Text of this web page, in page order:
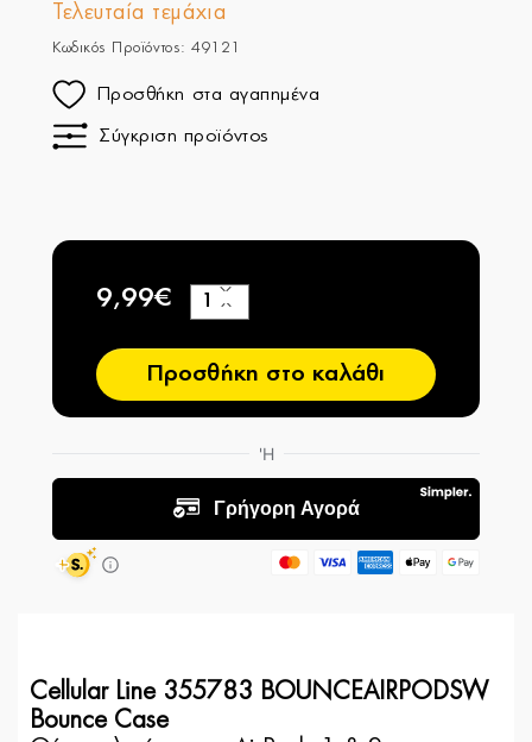
Τελευταία τεμάχια
Κωδικός Προϊόντος: 49121
Προσθήκη στα αγαπημένα
Σύγκριση προϊόντος
9,99€
−
+
Προσθήκη στο καλάθι
Cellular Line 355783 BOUNCEAIRPODSW
Bounce Case